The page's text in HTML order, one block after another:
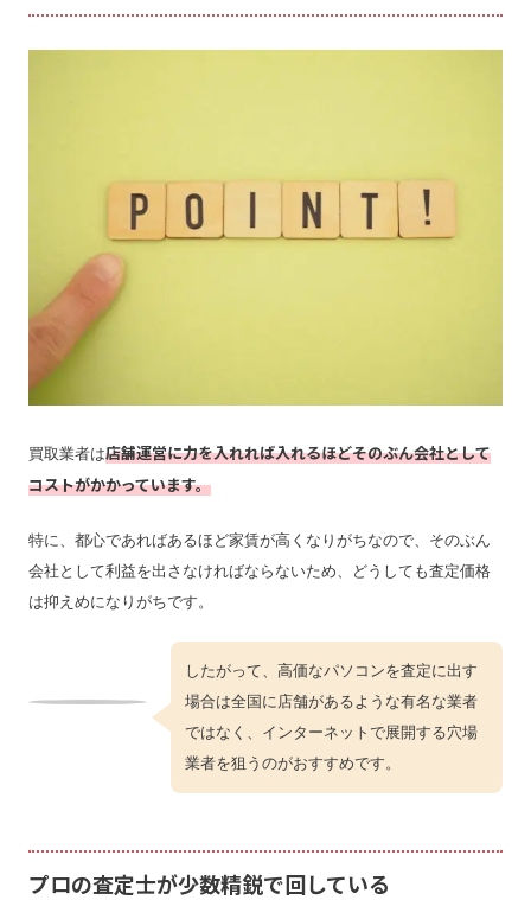
買取業者は店舗運営に力を入れれば入れるほどそのぶん会社として
コストがかかっています。
特に、都心であればあるほど家賃が高くなりがちなので、そのぶん
会社として利益を出さなければならないため、どうしても査定価格
は抑えめになりがちです。
したがって、高価なパソコンを査定に出す
場合は全国に店舗があるような有名な業者
ではなく、インターネットで展開する穴場
業者を狙うのがおすすめです。
プロの査定士が少数精鋭で回している